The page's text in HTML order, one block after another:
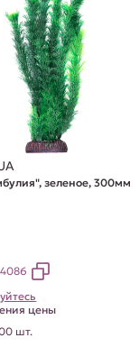
зеленое, 300мм
цены
шт.